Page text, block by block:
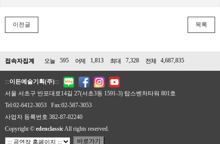
이전글 목록
접속자집계 오늘 595 어제 1,813 최대 7,328 전체 4,687,835
:::이든예술기획(주):::
서울 서초구 반포대로14길 27(서초3동 1591-3) 탑스벤처타워 801호
Tel:02-6412-3053 Fax:02-587-3053
사업자 등록번호 382-87-02240
Copyright © edenclassicAll rights reserved.